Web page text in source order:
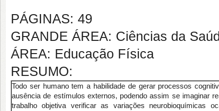
PÁGINAS: 49
GRANDE ÁREA: Ciências da
ÁREA: Educação Física
RESUMO:
Todo ser humano tem a habilidade de gerar processos
ausência de estímulos externos, podendo assim se imaginar
trabalho objetiva verificar as variações neurobioquímicas